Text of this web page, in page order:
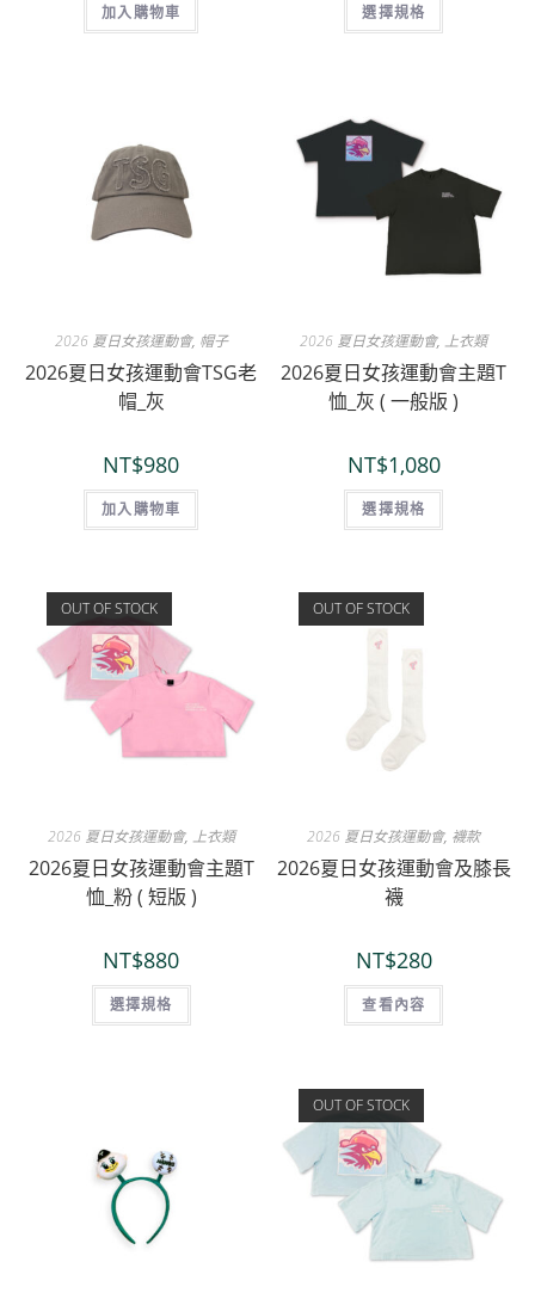
加入購物車 選擇規格
2026 夏日女孩運動會, 帽子
2026夏日女孩運動會TSG老
帽_灰
NT$980
加入購物車
2026 夏日女孩運動會, 上衣類
2026夏日女孩運動會主題T
恤_灰 ( 一般版 )
NT$1,080
選擇規格
OUT OF STOCK
2026 夏日女孩運動會, 上衣類
2026夏日女孩運動會主題T
恤_粉 ( 短版 )
NT$880
選擇規格
OUT OF STOCK
2026 夏日女孩運動會, 襪款
2026夏日女孩運動會及膝長
襪
NT$280
查看內容
OUT OF STOCK